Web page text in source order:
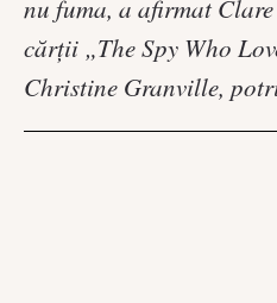
nu fuma, a afirmat
cărții „The Spy Who
Christine Granville,